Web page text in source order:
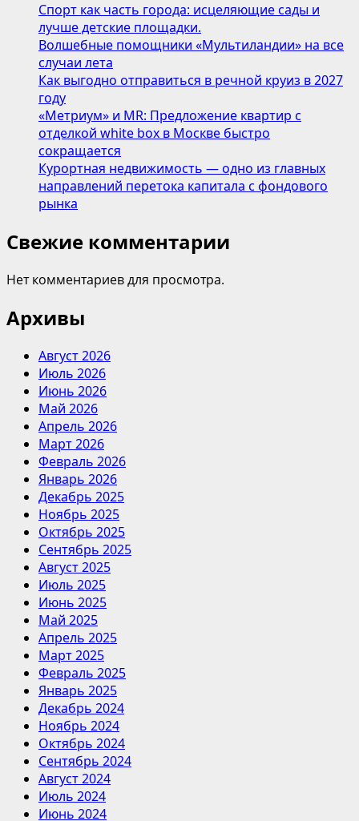
Comedy
приготовил
подарок
для
юных
зрителей
Спорт как часть города: исцеляющие сады и
лучше детские площадки.
Волшебные помощники «Мультиландии» на все
случаи лета
Как выгодно отправиться в речной круиз в 2027
году
«Метриум» и MR: Предложение квартир с
отделкой white box в Москве быстро
сокращается
Курортная недвижимость — одно из главных
направлений перетока капитала с фондового
рынка
Свежие комментарии
Нет комментариев для просмотра.
Архивы
Август 2026
Июль 2026
Июнь 2026
Май 2026
Апрель 2026
Март 2026
Февраль 2026
Январь 2026
Декабрь 2025
Ноябрь 2025
Октябрь 2025
Сентябрь 2025
Август 2025
Июль 2025
Июнь 2025
Май 2025
Апрель 2025
Март 2025
Февраль 2025
Январь 2025
Декабрь 2024
Ноябрь 2024
Октябрь 2024
Сентябрь 2024
Август 2024
Июль 2024
Июнь 2024